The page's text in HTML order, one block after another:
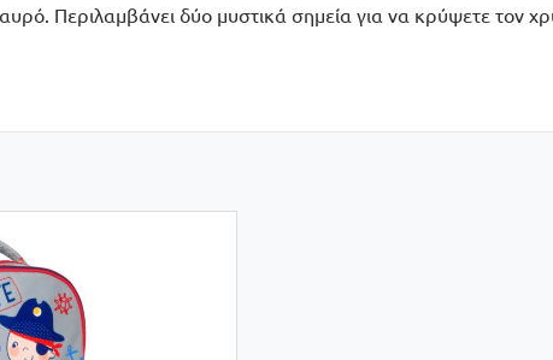
Περιλαμβάνει δύο μυστικά σημεία για να κρύψετε τον